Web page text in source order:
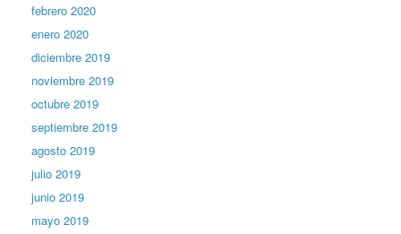
febrero 2020
enero 2020
diciembre 2019
noviembre 2019
octubre 2019
septiembre 2019
agosto 2019
julio 2019
junio 2019
mayo 2019